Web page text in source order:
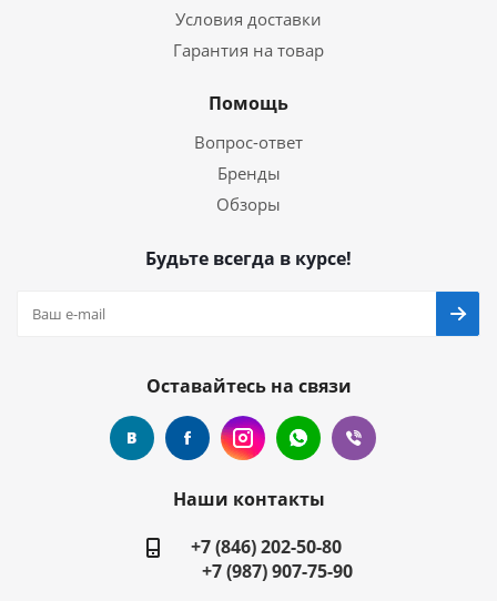
Условия доставки
Гарантия на товар
Помощь
Вопрос-ответ
Бренды
Обзоры
Будьте всегда в курсе!
Оставайтесь на связи
Наши контакты
+7 (846) 202-50-80
+7 (987) 907-75-90